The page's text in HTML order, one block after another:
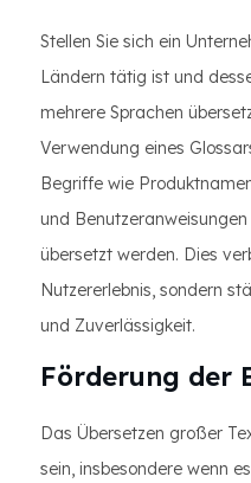
Stellen Sie sich ein
Ländern tätig ist und
mehrere Sprachen
Verwendung eines
Begriffe wie
und
übersetzt werden. Dies
Nutzererlebnis, sondern
und Zuverlässigkeit.
Förderung der
Das Übersetzen großer
sein, insbesondere wenn